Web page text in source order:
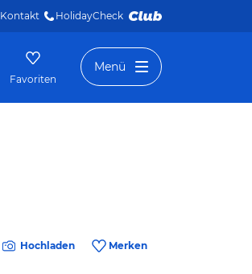
Kontakt HolidayCheck
Favoriten
Menü
Hochladen Merken